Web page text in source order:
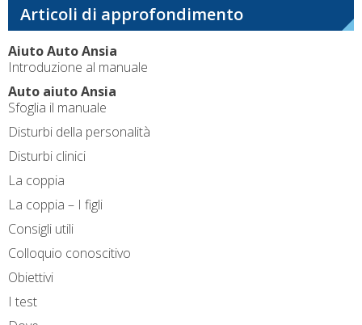
Articoli di approfondimento
Aiuto Auto Ansia
Introduzione al manuale
Auto aiuto Ansia
Sfoglia il manuale
Disturbi della personalità
Disturbi clinici
La coppia
La coppia – I figli
Consigli utili
Colloquio conoscitivo
Obiettivi
I test